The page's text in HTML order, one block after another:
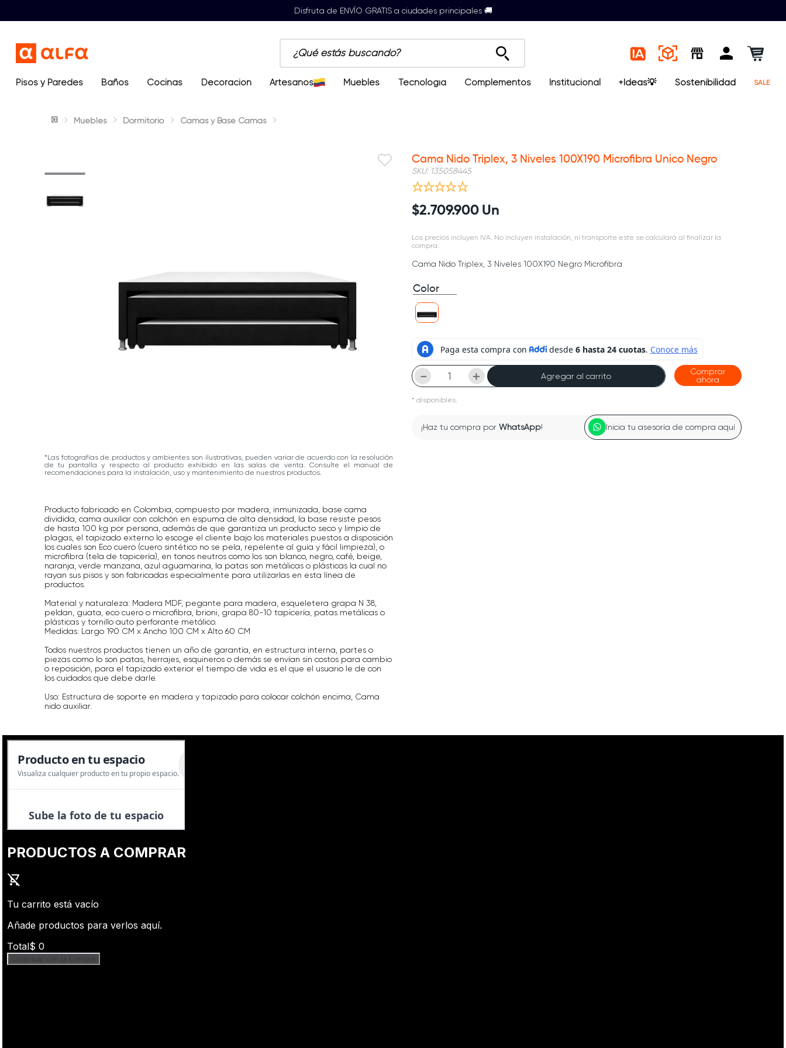
Disfruta de ENVÍO GRATIS a ciudades principales 🚚
¿Qué estás buscando?
Términos más buscados
2. sanitario
Pisos y Paredes Baños Cocinas Decoración Artesanos Muebles Tecnología Complementos Institucional +Ideas💡 Sostenibilidad SALE
Muebles Dormitorio Camas y Base Camas
*Las fotografías de productos y ambientes son ilustrativas, pueden variar de acuerdo con la resolución
de tu pantalla y respecto al producto exhibido en las salas de venta. Consulte el manual de
recomendaciones para la instalación, uso y mantenimiento de nuestros productos.
Producto fabricado en Colombia, compuesto por madera, inmunizada, base cama
dividida, cama auxiliar con colchón en espuma de alta densidad, la base resiste pesos
de hasta 100 kg por persona, además de que garantiza un producto seco y limpio de
plagas, el tapizado externo lo escoge el cliente bajo los materiales puestos a disposición
los cuales son Eco cuero (cuero sintético no se pela, repelente al guía y fácil limpieza), o
microfibra (tela de tapicería), en tonos neutros como los son blanco, negro, café, beige,
naranja, verde manzana, azul aguamarina, la patas son metálicas o plásticas la cual no
rayan sus pisos y son fabricadas especialmente para utilizarlas en esta línea de
productos.
Material y naturaleza: Madera MDF, pegante para madera, esqueletera grapa N 38,
peldan, guata, eco cuero o microfibra, brioni, grapa 80-10 tapicería, patas metálicas o
plásticas y tornillo auto perforante metálico.
Medidas: Largo 190 CM x Ancho 100 CM x Alto 60 CM
Todos nuestros productos tienen un año de garantía, en estructura interna, partes o
piezas como lo son patas, herrajes, esquineros o demás se envían sin costos para cambio
o reposición, para el tapizado exterior el tiempo de vida es el que el usuario le de con
los cuidados que debe darle.
Uso: Estructura de soporte en madera y tapizado para colocar colchón encima, Cama
nido auxiliar.
Cama Nido Triplex, 3 Niveles 100X190 Microfibra Unico Negro
SKU: 135058445
$2.709.900 Un
Los precios incluyen IVA. No incluyen instalación, ni transporte este se calculará al finalizar la
compra.
Cama Nido Triplex, 3 Niveles 100X190 Negro Microfibra
Color
＋
－ Agregar al carrito
* disponibles.
Comprar
ahora
¡Haz tu compra por WhatsApp! Inicia tu asesoría de compra aquí